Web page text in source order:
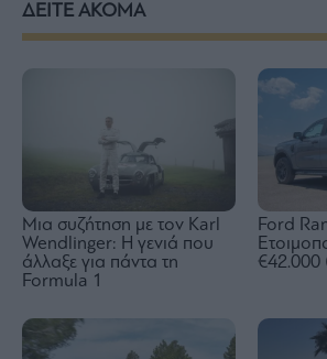
ΔΕΙΤΕ ΑΚΟΜΑ
Μια συζήτηση με τον Karl
Wendlinger: Η γενιά που
άλλαξε για πάντα τη
Formula 1
Ford